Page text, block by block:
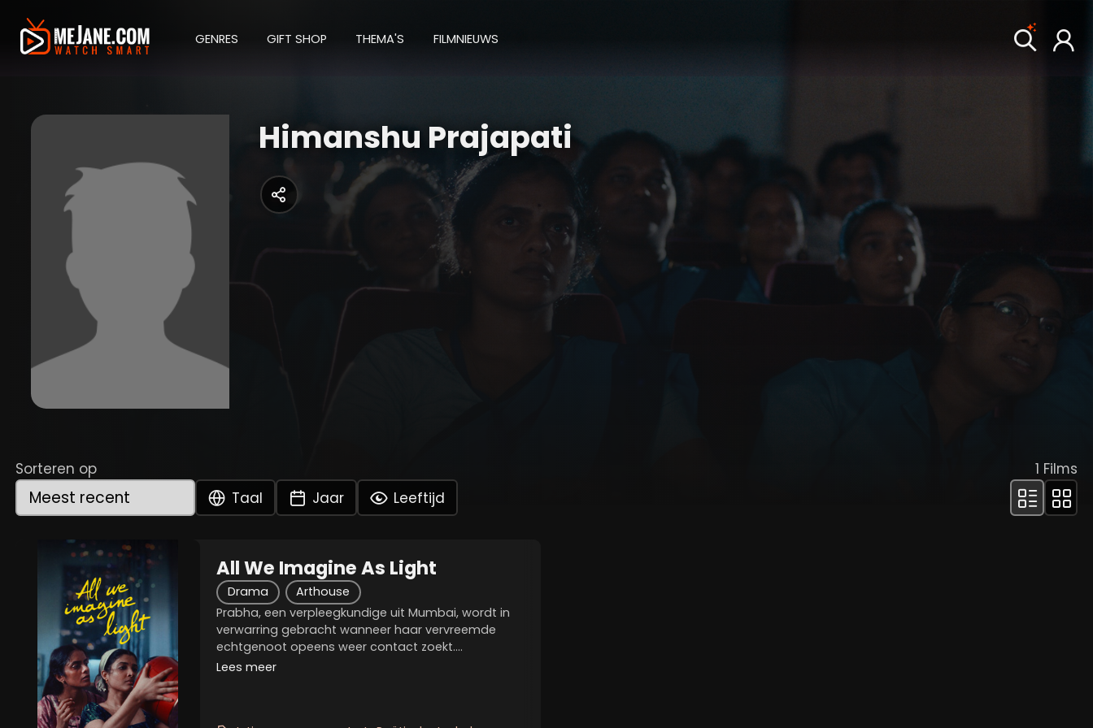
GENRES GIFT SHOP THEMA'S FILMNIEUWS
Himanshu Prajapati
Sorteren op
Taal
Jaar Leeftijd
1 Films
All We Imagine As Light
Drama
Arthouse
Prabha, een verpleegkundige uit Mumbai, wordt in
verwarring gebracht wanneer haar vervreemde
echtgenoot opeens weer contact zoekt.
Ondertussen zoekt haar jongere kamergenote Anu
Lees meer